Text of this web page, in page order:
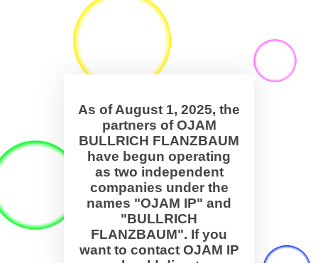
As of August 1, 2025, the
partners of OJAM
BULLRICH FLANZBAUM
have begun operating
as two independent
companies under the
names "OJAM IP" and
"BULLRICH
FLANZBAUM". If you
want to contact OJAM IP